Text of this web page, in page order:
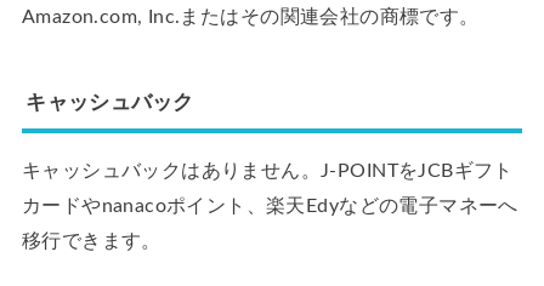
Amazon.com, Inc.またはその関連会社の商標です。
キャッシュバック
キャッシュバックはありません。J-POINTをJCBギフト
カードやnanacoポイント、楽天Edyなどの電子マネーへ
移行できます。